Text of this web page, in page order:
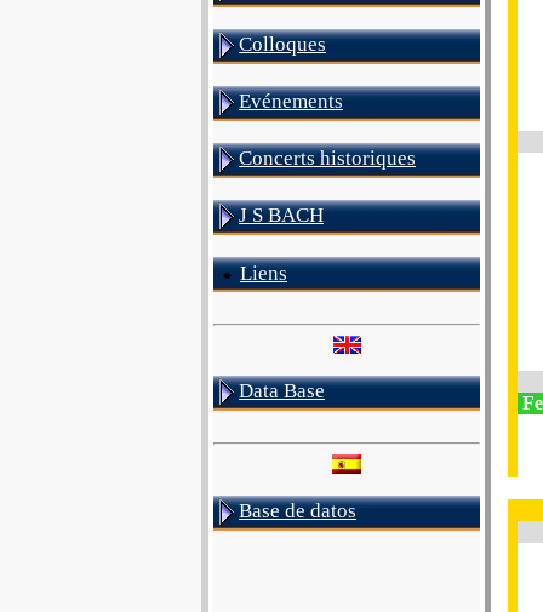
Colloques
Evénements
Concerts historiques
J S BACH
Liens
Data Base
Base de datos